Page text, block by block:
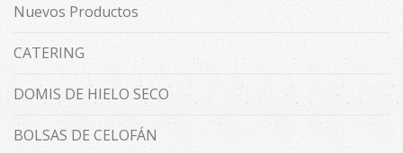
Nuevos Productos
CATERING
DOMIS DE HIELO SECO
BOLSAS DE CELOFÁN